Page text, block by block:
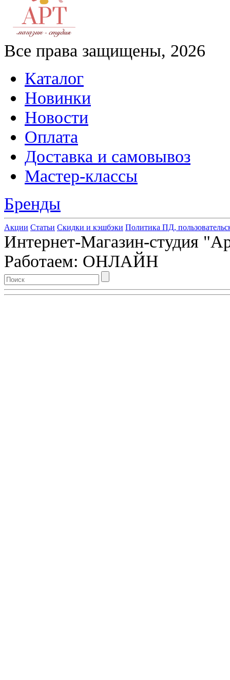
Все права защищены, 2026
Каталог
Новинки
Новости
Оплата
Доставка и самовывоз
Мастер-классы
Бренды
Акции Статьи Скидки и кэшбэки Политика ПД,
Интернет-Магазин-студия
Работаем: ОНЛАЙН